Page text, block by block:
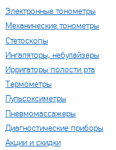
Электронные тонометры
Механические тонометры
Стетоскопы
Ингаляторы, небулайзеры
Ирригаторы полости рта
Термометры
Пульсоксиметры
Пневмомассажеры
Диагностические приборы
Акции и скидки